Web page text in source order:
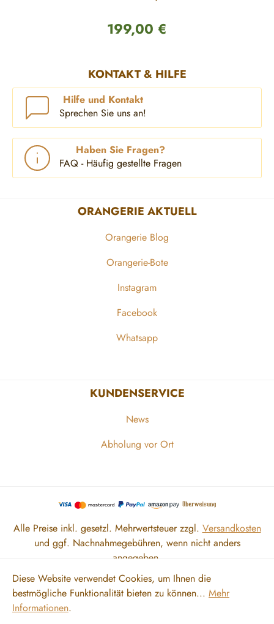
Regulärer Preis:
199,00 €
KONTAKT & HILFE
Hilfe und Kontakt
Sprechen Sie uns an!
Haben Sie Fragen?
FAQ - Häufig gestellte Fragen
ORANGERIE AKTUELL
Orangerie Blog
Orangerie-Bote
Instagram
Facebook
Whatsapp
KUNDENSERVICE
News
Abholung vor Ort
Alle Preise inkl. gesetzl. Mehrwertsteuer zzgl. Versandkosten
und ggf. Nachnahmegebühren, wenn nicht anders
angegeben.
Zahlung und Versand
Diese Website verwendet Cookies, um Ihnen die
bestmögliche Funktionalität bieten zu können... Mehr
Informationen.